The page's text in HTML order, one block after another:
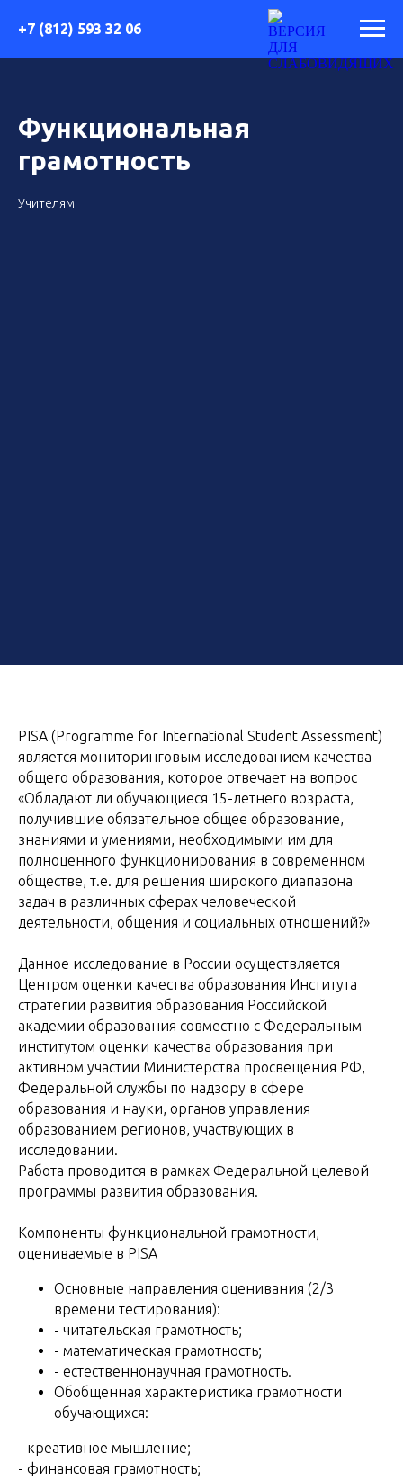
+7 (812) 593 32 06
Функциональная
грамотность
Учителям
PISA (Programme for International Student Assessment)
является мониторинговым исследованием качества
общего образования, которое отвечает на вопрос
«Обладают ли обучающиеся 15-летнего возраста,
получившие обязательное общее образование,
знаниями и умениями, необходимыми им для
полноценного функционирования в современном
обществе, т.е. для решения широкого диапазона
задач в различных сферах человеческой
деятельности, общения и социальных отношений?»
Данное исследование в России осуществляется
Центром оценки качества образования Института
стратегии развития образования Российской
академии образования совместно с Федеральным
институтом оценки качества образования при
активном участии Министерства просвещения РФ,
Федеральной службы по надзору в сфере
образования и науки, органов управления
образованием регионов, участвующих в
исследовании.
Работа проводится в рамках Федеральной целевой
программы развития образования.
Компоненты функциональной грамотности,
оцениваемые в PISA
Основные направления оценивания (2/3
времени тестирования):
- читательская грамотность;
- математическая грамотность;
- естественнонаучная грамотность.
Обобщенная характеристика грамотности
обучающихся:
- креативное мышление;
- финансовая грамотность;